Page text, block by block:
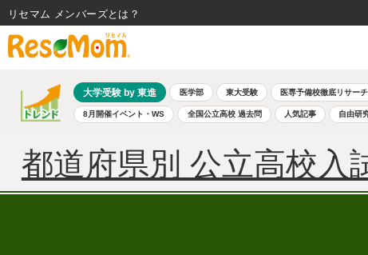
大学受験 by 東進 医学部 東大受験 医専予備校徹底リサーチ
8月開催イベント・WS 全国公立高校 過去問 人気記事 自由研
都道府県別 公立高校入
リセマム メンバーズ